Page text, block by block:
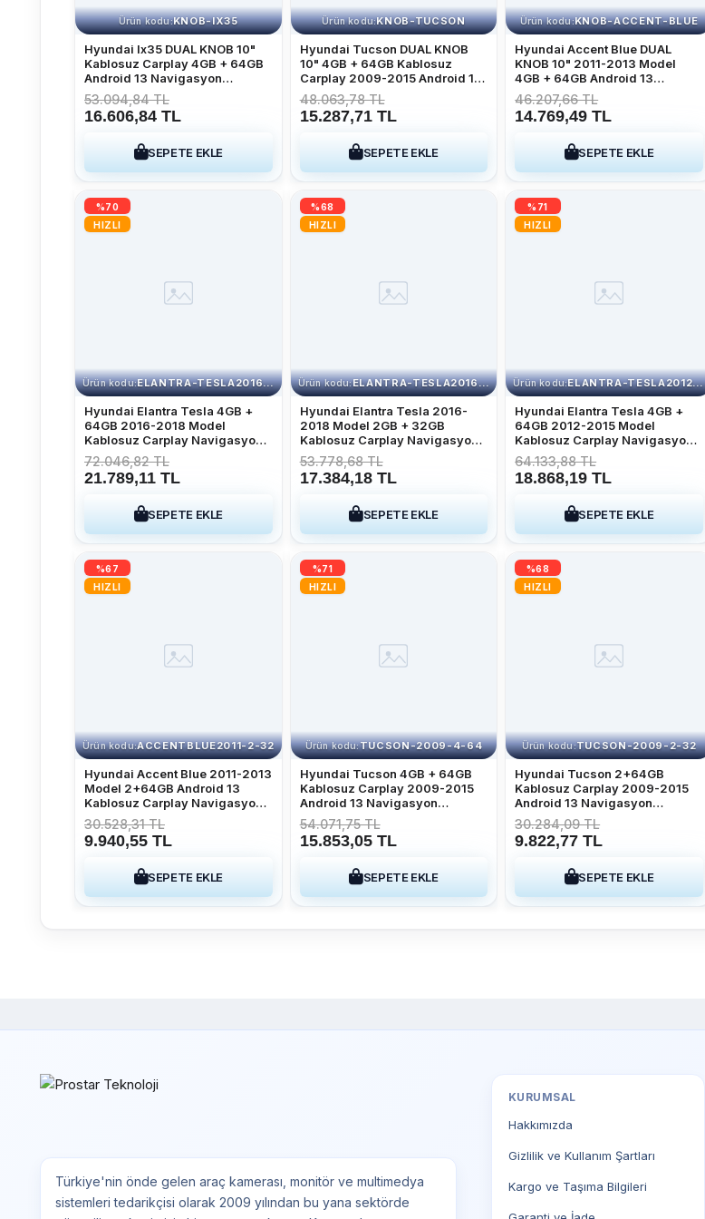
Ürün kodu:KNOB-IX35
Hyundai Ix35 DUAL KNOB 10"
Kablosuz Carplay 4GB + 64GB
Android 13 Navigasyon
Multimedya Sistemi 2009-2015
53.094,84 TL
16.606,84 TL
SEPETE EKLE
Ürün kodu:KNOB-TUCSON
Hyundai Tucson DUAL KNOB
10" 4GB + 64GB Kablosuz
Carplay 2009-2015 Android 13
Navigasyon Multimedya
Sistemi
48.063,78 TL
15.287,71 TL
SEPETE EKLE
Ürün kodu:KNOB-ACCENT-BLUE
Hyundai Accent Blue DUAL
KNOB 10" 2011-2013 Model
4GB + 64GB Android 13
Kablosuz Carplay Navigasyon
Multimedya Sistemi
46.207,66 TL
14.769,49 TL
SEPETE EKLE
%70
HIZLI
Ürün kodu: ELANTRA-TESLA2016 4-64
Hyundai Elantra Tesla 4GB +
64GB 2016-2018 Model
Kablosuz Carplay Navigasyon
Qled Multimedya Sistemi
72.046,82 TL
21.789,11 TL
SEPETE EKLE
%68
HIZLI
Ürün kodu: ELANTRA-TESLA2016 2-32
Hyundai Elantra Tesla 2016-
2018 Model 2GB + 32GB
Kablosuz Carplay Navigasyon
Multimedya Sistemi
53.778,68 TL
17.384,18 TL
SEPETE EKLE
%71
HIZLI
Ürün kodu: ELANTRA-TESLA2012 4-64
Hyundai Elantra Tesla 4GB +
64GB 2012-2015 Model
Kablosuz Carplay Navigasyon
Qled Multimedya Sistemi
64.133,88 TL
18.868,19 TL
SEPETE EKLE
%67
HIZLI
Ürün kodu:ACCENTBLUE2011-2-32
Hyundai Accent Blue 2011-2013
Model 2+64GB Android 13
Kablosuz Carplay Navigasyon
Multimedya Sistemi
30.528,31 TL
9.940,55 TL
SEPETE EKLE
%71
HIZLI
Ürün kodu:TUCSON-2009-4-64
Hyundai Tucson 4GB + 64GB
Kablosuz Carplay 2009-2015
Android 13 Navigasyon
Multimedya Sistemi
54.071,75 TL
15.853,05 TL
SEPETE EKLE
%68
HIZLI
Ürün kodu:TUCSON-2009-2-32
Hyundai Tucson 2+64GB
Kablosuz Carplay 2009-2015
Android 13 Navigasyon
Multimedya Sistemi
30.284,09 TL
9.822,77 TL
SEPETE EKLE
Türkiye'nin önde gelen araç kamerası, monitör ve multimedya
sistemleri tedarikçisi olarak 2009 yılından bu yana sektörde
KURUMSAL
Hakkımızda
Gizlilik ve Kullanım Şartları
Kargo ve Taşıma Bilgileri